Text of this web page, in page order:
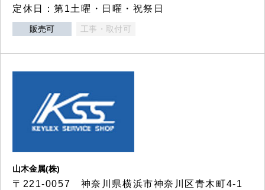
定休日：第1土曜・日曜・祝祭日
販売可 工事・取付可
山木金属(株)
〒221-0057 神奈川県横浜市神奈川区青木町4-1